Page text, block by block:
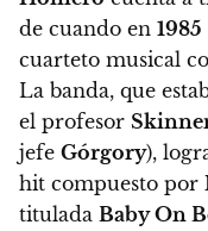
de cuando en 1985
cuarteto musical
La banda, que
el profesor
jefe Górgory),
hit compuesto por
titulada Baby On